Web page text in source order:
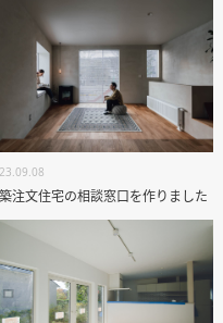
RENOVES
注文住宅の相談窓口を作りました